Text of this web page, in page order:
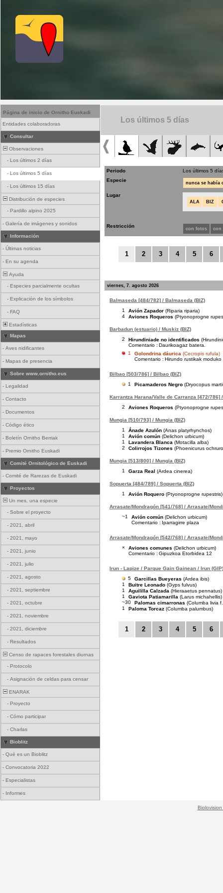
Página de inicio de Ornitho Euskadi
Entidades colaboradoras
Consultar
Observaciones
- Los últimos 2 días
- Los últimos 5 días
- Los últimos 15 días
Distribución de especies
- Pardillo alpino 2025
- Galería de imágenes y sonidos
Información
- Últimas noticias
- En su agenda
Ayuda
- Especies parcialmente ocultas
- Explicación de los símbolos
- FAQ
Estadísticas
Mapas
- Aves nidificantes
- Mapas de presencia
Sobre www.ornitho.eus
- Legalidad
- Contacto
- Documentos
- Código ético
- Boletín Ornitho Berriak
- Premio Ornitho Euskadi
Comité Ornitológico de Euskadi
- Comité de Rarezas de Euskadi
Proyectos
Un mes, una especie
- Sobre el proyecto
- 2021, abril
- 2021, mayo
- 2021, junio
- 2021, julio
- 2021, agosto
- 2021, septiembre
- 2021, octubre
- 2021, noviembre
- 2021, diciembre
- Resultados
Censo de rapaces forestales diurnas
- Protocolo
- Asignación de celdas para censar
ENARAK
- Proyecto
- Cómo participar
- Charlas
Bioblitz
- Qué es un Bioblitz
- Convocatoria 2022
- Especialistas
- Informes
Los últimos 5 días
Periodo
Los últimos 5
Especie
nunca se había
Lugar
ALA BIZ
Restricción con fotos con
1 2 3 4 5 6
viernes, 7. agosto 2026
Balmaseda [484/782] / Balmaseda (BIZ)
1
Avión Zapador (Riparia riparia)
4
Aviones Roqueros (Ptyonoprogne
Barbadun (estuario) / Muskiz (BIZ)
2
Hirundiniade no identificados
Comentario : Daurikoagaz batera.
1
Golondrina dáurica (Cecropis rufula)
Comentario : Hirundo rustikak
Bilbao [503/786] / Bilbao (BIZ)
1
Picamaderos Negro (Dryocopus
Karrantza Harana/Valle de Carranza [472/786]
2
Aviones Roqueros (Ptyonoprogne
Mungia [510/793] / Mungia (BIZ)
1
Ánade Azulón (Anas platyrhynchos)
1
Avión común (Delichon urbicum)
1
Lavandera Blanca (Motacilla alba)
2
Colirrojos Tizones (Phoenicurus
Mungia [513/800] / Mungia (BIZ)
1
Garza Real (Ardea cinerea)
Sopuerta [484/789] / Sopuerta (BIZ)
1
Avión Roquero (Ptyonoprogne rupestris)
Arrasate/Mondragón [541/768] / Arrasate/
~1
Avión común (Delichon urbicum)
Comentario : Iparragirre plaza
Arrasate/Mondragón [542/768] / Arrasate/
×
Aviones comunes (Delichon urbicum)
Comentario : Gipuzkoa Etorbidea 12
Irun - Lapize / Parque Gain Gainean / Irun (GIP)
5
Garcillas Bueyeras (Ardea ibis)
1
Buitre Leonado (Gyps fulvus)
1
Aguililla Calzada (Hieraaetus pennatus)
1
Gaviota Patiamarilla (Larus michahellis)
~30
Palomas cimarronas (Columba livia
1
Paloma Torcaz (Columba palumbus)
1 2 3 4 5 6
Biolovision